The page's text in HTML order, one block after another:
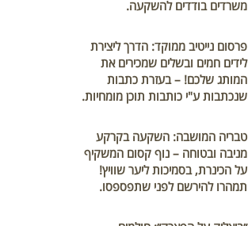
משרדים בודדים להשקעה.
פרסום נייטיב ממוקד: הדרך ליצירת
לידים חמים ובשלים שמכירים את
המותג שלכם! – בעזרת כתבות
שנכתבות ע"י כותבות תוכן מומחיות.
טבריה המושבה: השקעה בקרקע
מניבה ובטוחה – נוף קסום המשקיף
על הכינרת, בסמיכות ליער שוויץ!
תמהרו להירשם לפני שתפספסו.